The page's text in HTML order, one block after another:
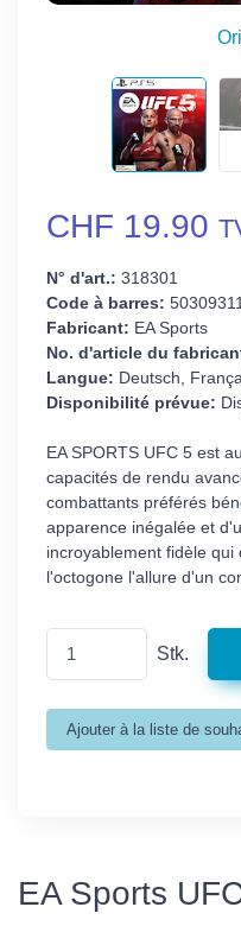
CHF 19.90
N° d'art.: 318301
Code à barres:
Fabricant: EA Sports
No. d'article du
Langue: Deutsch,
Disponibilité prévue:
EA SPORTS UFC 5 est
capacités de rendu
combattants préférés
apparence inégalée et
incroyablement fidèle
l'octogone l'allure d'un
Stk.
EA Sports